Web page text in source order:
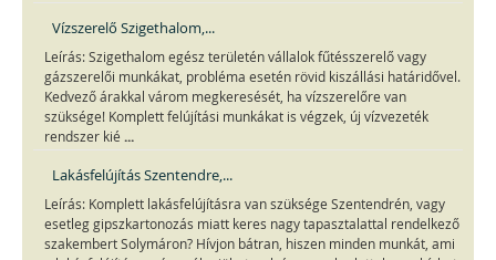
Vízszerelő Szigethalom,...
Leírás: Szigethalom egész területén vállalok fűtésszerelő vagy
gázszerelői munkákat, probléma esetén rövid kiszállási határidővel.
Kedvező árakkal várom megkeresését, ha vízszerelőre van
szüksége! Komplett felújítási munkákat is végzek, új vízvezeték
rendszer kié ...
Lakásfelújítás Szentendre,...
Leírás: Komplett lakásfelújításra van szüksége Szentendrén, vagy
esetleg gipszkartonozás miatt keres nagy tapasztalattal rendelkező
szakembert Solymáron? Hívjon bátran, hiszen minden munkát, ami